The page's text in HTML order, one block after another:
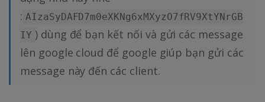
: AIzaSyDAFD7m0eXKNg6xMXyzO7fRV9XtYNrGB
IY ) dùng để bạn kết nối và gửi các message
lên google cloud để google giúp bạn gửi các
message này đến các client.